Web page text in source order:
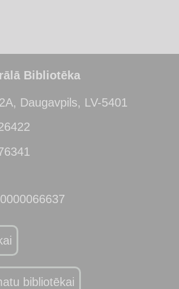
Bibliotēka
Daugavpils, LV-5401
bibliotēkai